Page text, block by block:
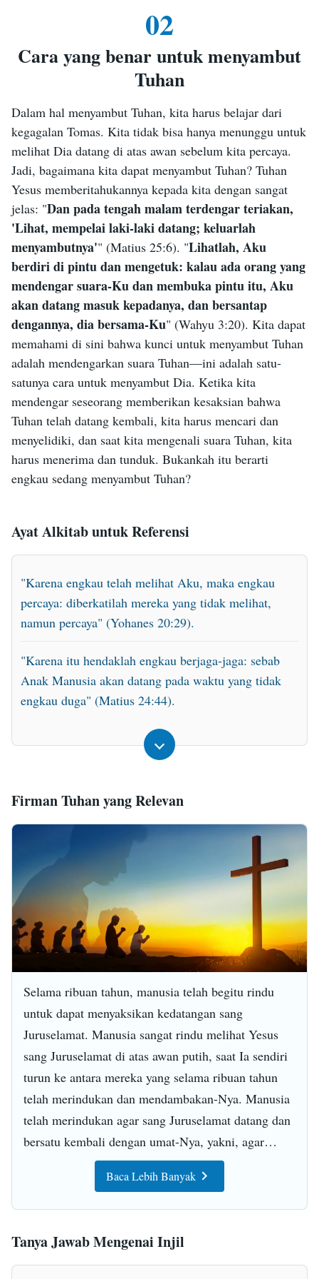
membiarkan Tomas mengulurkan tangannya dan
menyentuh lambung-Nya. Apakah ada perbedaan
mengenai keraguan Tomas sebelum dan sesudah
kebangkitan Tuhan Yesus? Tomas selalu merasa
ragu, dan selain dari tubuh spiritual Tuhan Yesus
yang secara pribadi menampakkan diri di
hadapannya dan membiarkan Tomas menyentuh
bekas paku pada tubuh-Nya, tidak ada seorang pun
yang dapat menghapuskan keraguannya, dan tidak
ada seorang pun yang dapat membuatnya
melepaskan rasa ragu tersebut. Jadi, dari sejak
Tuhan Yesus membiarkannya menyentuh lambung-
Nya dan membuatnya benar-benar merasakan adanya
bekas paku, keraguan Tomas hilang, dan ia pun
sungguh-sungguh menyadari bahwa Tuhan Yesus
telah bangkit dan ia mengakui dan percaya bahwa
Tuhan Yesus adalah Kristus yang sejati, bahwa Ia
adalah Tuhan yang berinkarnasi. Meskipun pada
saat ini Tomas tidak lagi ragu, ia telah selamanya
kehilangan kesempatan untuk bertemu dengan
Kristus. Ia telah selamanya kehilangan kesempatan
untuk bersama dengan-Nya, untuk mengikuti-Nya,
Penampakan diri Tuhan Yesus dan firman-Nya
putusan atas iman orang-orang yang dipenuhi
keraguan. Ia menggunakan firman dan tindakan-Nya
yang nyata untuk memberitahu mereka yang ragu-
kepada Tuhan yang di surga tetapi tidak percaya
pada Kristus, yaitu bahwa Tuhan tidak memuji
kepercayaan mereka, Ia juga tidak memuji cara
mereka mengikuti-Nya yang dipenuhi keraguan.
Hari ketika mereka sepenuhnya percaya kepada
Tuhan menyelesaikan pekerjaan-Nya yang besar.
Tentu saja, hari itu juga merupakan hari ketika
keraguan mereka menerima putusan. Sikap mereka
terhadap Kristus menentukan nasib mereka, dan
keraguan mereka yang keras menandakan iman
mereka tidak memberikan mereka hasil apa-apa,
dan kerasnya hati mereka berarti harapan mereka
sia-sia. Karena kepercayaan mereka kepada Tuhan
yang di surga dibangun atas ilusi, dan keraguan
mereka akan Kristus sebenarnya adalah sikap
mereka yang sebenarnya terhadap Tuhan, meskipun
mereka menyentuh bekas paku pada tubuh Kristus,
iman mereka tetap tidak berguna dan kesudahan
mereka dapat diumpamakan seperti memukul angin
—segalanya sia-sia.
02
Cara yang benar untuk menyambut
Tuhan
Dalam hal menyambut Tuhan, kita harus belajar dari
kegagalan Tomas. Kita tidak bisa hanya menunggu untuk
melihat Dia datang di atas awan sebelum kita percaya.
Jadi, bagaimana kita dapat menyambut Tuhan? Tuhan
Yesus memberitahukannya kepada kita dengan sangat
jelas: "Dan pada tengah malam terdengar teriakan,
'Lihat, mempelai laki-laki datang; keluarlah
menyambutnya'" (Matius 25:6). "Lihatlah, Aku
berdiri di pintu dan mengetuk: kalau ada orang yang
mendengar suara-Ku dan membuka pintu itu, Aku
akan datang masuk kepadanya, dan bersantap
dengannya, dia bersama-Ku" (Wahyu 3:20). Kita dapat
memahami di sini bahwa kunci untuk menyambut Tuhan
adalah mendengarkan suara Tuhan—ini adalah satu-
satunya cara untuk menyambut Dia. Ketika kita
mendengar seseorang memberikan kesaksian bahwa
Tuhan telah datang kembali, kita harus mencari dan
menyelidiki, dan saat kita mengenali suara Tuhan, kita
harus menerima dan tunduk. Bukankah itu berarti
engkau sedang menyambut Tuhan?
Ayat Alkitab untuk Referensi
"Karena engkau telah melihat Aku, maka engkau
percaya: diberkatilah mereka yang tidak melihat,
namun percaya" (Yohanes 20:29).
"Karena itu hendaklah engkau berjaga-jaga: sebab
Anak Manusia akan datang pada waktu yang tidak
engkau duga" (Matius 24:44).
Firman Tuhan yang Relevan
Selama ribuan tahun, manusia telah begitu rindu
untuk dapat menyaksikan kedatangan sang
Juruselamat. Manusia sangat rindu melihat Yesus
sang Juruselamat di atas awan putih, saat Ia sendiri
turun ke antara mereka yang selama ribuan tahun
telah merindukan dan mendambakan-Nya. Manusia
telah merindukan agar sang Juruselamat datang dan
bersatu kembali dengan umat-Nya, yakni, agar
Yesus sang Juruselamat datang kembali kepada
orang-orang yang telah dipisahkan dari-Nya selama
ribuan tahun. Manusia berharap Ia akan melakukan
Nya di antara orang Yahudi, akan berbelas kasihan
dan mengasihi manusia, akan mengampuni dosa
Baca Lebih Banyak
Tanya Jawab Mengenai Injil